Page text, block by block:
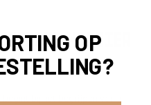
WITBIER
OP